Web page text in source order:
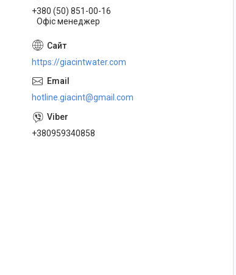
+380 (50) 851-00-16
Офіс менеджер
https://giacintwater.com
hotline.giacint@gmail.com
+380959340858